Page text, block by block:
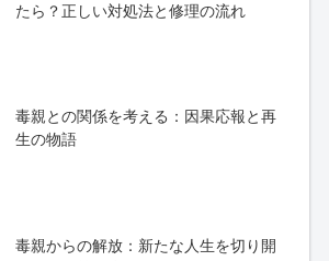
たら？正しい対処法と修理の流れ
毒親との関係を考える：因果応報と再
生の物語
毒親からの解放：新たな人生を切り開